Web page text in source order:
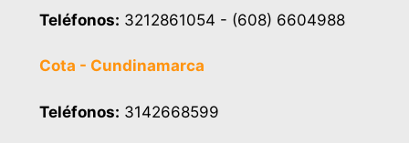
Teléfonos: 3212861054 - (608) 6604988
Cota - Cundinamarca
Teléfonos: 3142668599